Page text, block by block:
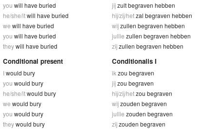
you will have buried
he/she/itwill have buried
we will have buried
you will have buried
theywill have buried
jijzult begraven hebben
hij/zij/hetzal begraven hebben
wijzullen begraven hebben
jullie zullen begraven hebben
zijzullen begraven hebben
Conditional present
Iwould bury
you would bury
he/she/itwould bury
we would bury
you would bury
theywould bury
Conditionalis I
ik zou begraven
jijzou begraven
hij/zij/hetzou begraven
wijzouden begraven
jullie zouden begraven
zijzouden begraven